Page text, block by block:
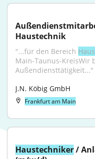
Haustechnik
"...für den Bereich
Main-Taunus-KreisWir
Außendiensttätigkeit..."
J.N. Köbig GmbH
Frankfurt am Main
Haustechniker /